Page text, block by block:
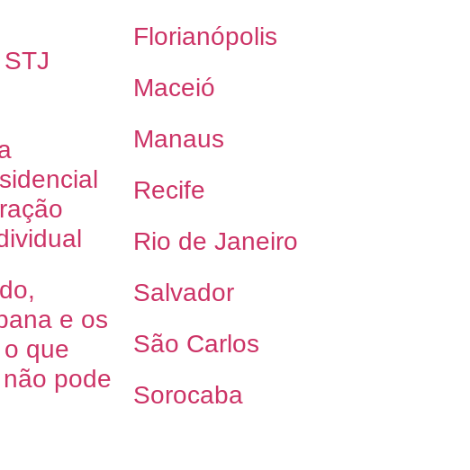
e os
que
pode
Florianópolis
Maceió
Manaus
Recife
Rio de Janeiro
Salvador
São Carlos
Sorocaba